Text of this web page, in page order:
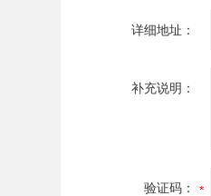
详细地址：
补充说明：
验证码：